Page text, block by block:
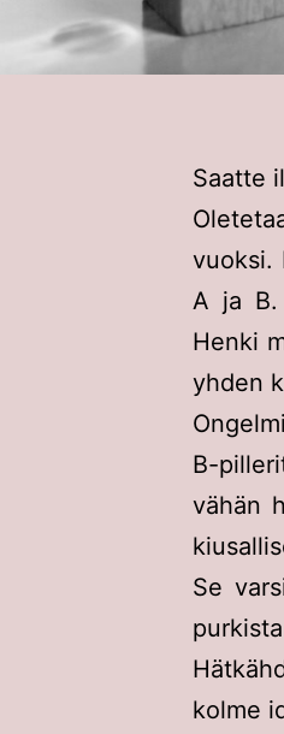
Saatte
vuoksi.
A ja B.
Henki
yhden
B-
vähän
Se
kolme